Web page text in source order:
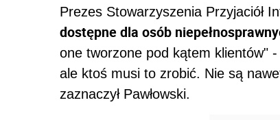
Prezes Stowarzyszenia Przyjaciół
dostępne dla osób
one tworzone pod kątem klientów"
ale ktoś musi to zrobić. Nie są
zaznaczył Pawłowski.